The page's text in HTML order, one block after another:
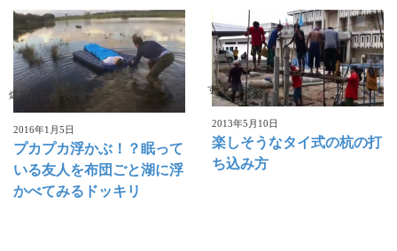
爆笑おもしろ映像
2016年1月5日
プカプカ浮かぶ！？眠って
いる友人を布団ごと湖に浮
かべてみるドッキリ
すごい動画
2013年5月10日
楽しそうなタイ式の杭の打
ち込み方